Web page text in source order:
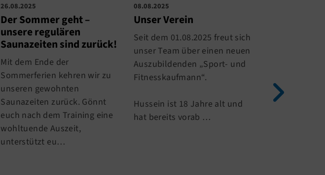
26.08.2025
Der Sommer geht –
unsere regulären
Saunazeiten sind zurück!
Mit dem Ende der
Sommerferien kehren wir zu
unseren gewohnten
Saunazeiten zurück. Gönnt
euch nach dem Training eine
wohltuende Auszeit,
unterstützt eu…
08.08.2025
Unser Verein
Seit dem 01.08.2025 freut sich
unser Team über einen neuen
Auszubildenden „Sport- und
Fitnesskaufmann“.
Hussein ist 18 Jahre alt und
hat bereits vorab …
Dank der